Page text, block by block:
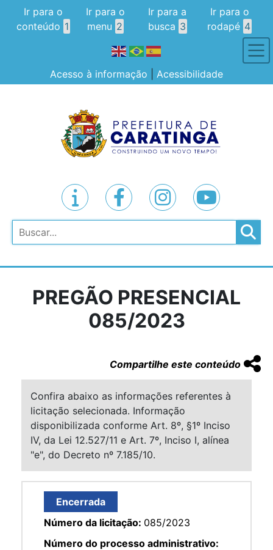
Ir para o
conteúdo 1
Ir para o
menu 2
Ir para a
busca 3
Ir para o
rodapé 4
Acesso à informação Acessibilidade
Pesquisar
PREGÃO PRESENCIAL
085/2023
Compartilhe este conteúdo
Confira abaixo as informações referentes à
licitação selecionada. Informação
disponibilizada conforme Art. 8º, §1º Inciso
IV, da Lei 12.527/11 e Art. 7º, Inciso I, alínea
"e", do Decreto nº 7.185/10.
Encerrada
Número da licitação: 085/2023
Número do processo administrativo: